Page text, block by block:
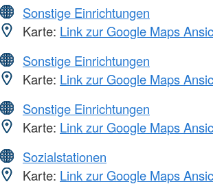
Sonstige Einrichtungen
Karte: Link zur Google Maps
Sonstige Einrichtungen
Karte: Link zur Google Maps
Sonstige Einrichtungen
Karte: Link zur Google Maps
Sozialstationen
Karte: Link zur Google Maps